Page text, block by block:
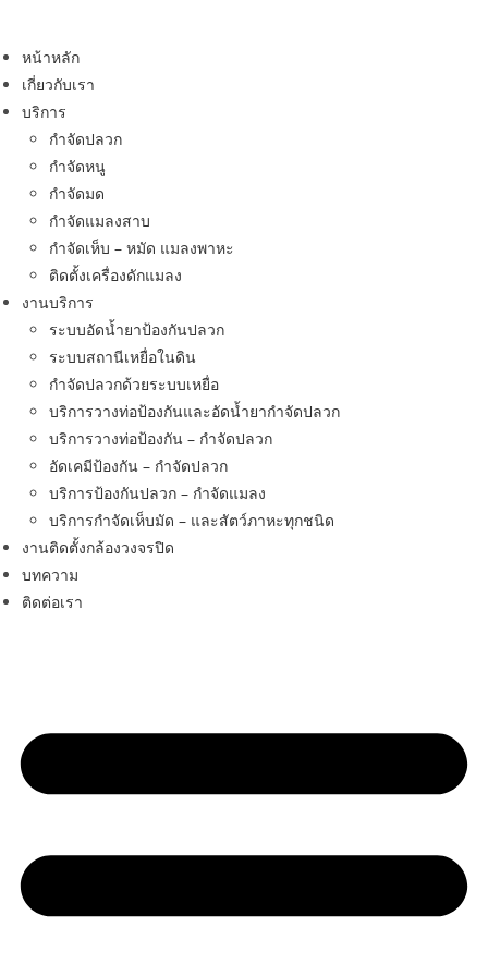
content
หน้าหลัก
เกี่ยวกับเรา
บริการ
กำจัดปลวก
กำจัดหนู
กำจัดมด
กำจัดแมลงสาบ
กำจัดเห็บ – หมัด แมลงพาหะ
ติดตั้งเครื่องดักแมลง
งานบริการ
ระบบอัดน้ำยาป้องกันปลวก
ระบบสถานีเหยื่อในดิน
กำจัดปลวกด้วยระบบเหยื่อ
บริการวางท่อป้องกันและอัดน้ำยากำจัดปลวก
บริการวางท่อป้องกัน – กำจัดปลวก
อัดเคมีป้องกัน – กำจัดปลวก
บริการป้องกันปลวก – กำจัดแมลง
บริการกำจัดเห็บมัด – และสัตว์ภาหะทุกชนิด
งานติดตั้งกล้องวงจรปิด
บทความ
ติดต่อเรา